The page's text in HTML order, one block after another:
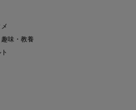
味・教養